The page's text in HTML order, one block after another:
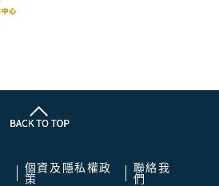
個資及隱私權政
策
聯絡我
們